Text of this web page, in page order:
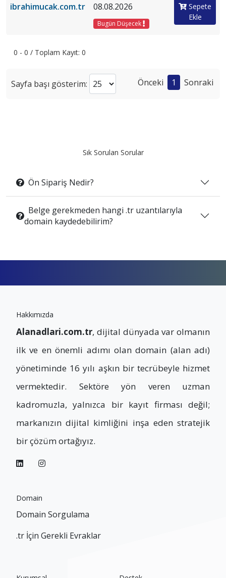
ibrahimucak.com.tr 08.08.2026
Bugün Düşecek
Sepete
Ekle
0 - 0 / Toplam Kayıt: 0
Sayfa başı gösterim: Önceki 1 Sonraki
Sık Sorulan Sorular
Ön Sipariş Nedir?
Belge gerekmeden hangi .tr uzantılarıyla
domain kaydedebilirim?
Hakkımızda
Alanadlari.com.tr, dijital dünyada var olmanın
ilk ve en önemli adımı olan domain (alan adı)
yönetiminde 16 yılı aşkın bir tecrübeyle hizmet
vermektedir. Sektöre yön veren uzman
kadromuzla, yalnızca bir kayıt firması değil;
markanızın dijital kimliğini inşa eden stratejik
bir çözüm ortağıyız.
Domain
Domain Sorgulama
.tr İçin Gerekli Evraklar